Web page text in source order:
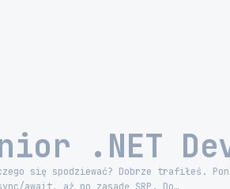
.NET
się spodziewać? Dobrze trafiłeś.